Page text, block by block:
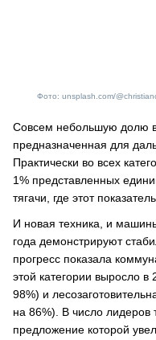
Фото: unsplash.com/
Совсем небольшую долю в
предназначенная для
Практически во всех
1% представленных
тягачи, где этот
И новая техника, и
года демонстрируют
прогресс показала
этой категории выросло в
98%) и
на 86%). В число лидеров
предложение которой